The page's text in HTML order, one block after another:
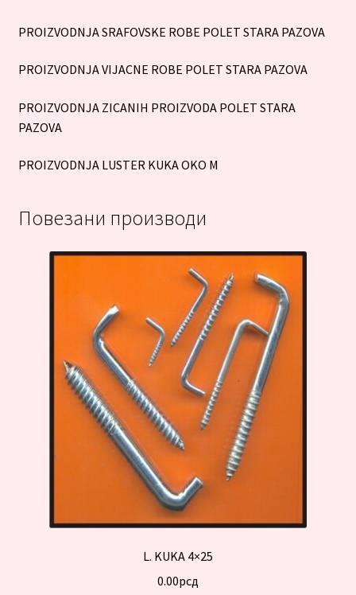
PROIZVODNJA SRAFOVSKE ROBE POLET STARA PAZOVA
PROIZVODNJA VIJACNE ROBE POLET STARA PAZOVA
PROIZVODNJA ZICANIH PROIZVODA POLET STARA
PAZOVA
PROIZVODNJA LUSTER KUKA OKO M
Повезани производи
L. KUKA 4×25
0.00рсд